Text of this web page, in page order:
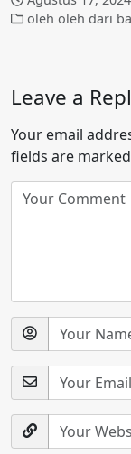
oleh oleh dari
Leave a
Your email
fields are marked